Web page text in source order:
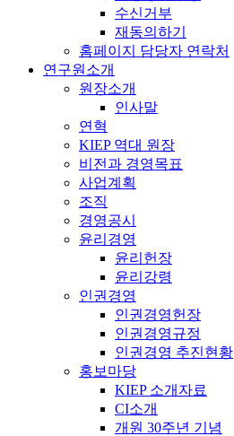
수신거부
재동의하기
홈페이지 담당자 연락처
연구원소개
원장소개
인사말
연혁
KIEP 역대 원장
비전과 경영목표
사업계획
조직
경영공시
윤리경영
윤리헌장
윤리강령
인권경영
인권경영헌장
인권경영규정
인권경영 추진현황
홍보마당
KIEP 소개자료
CI소개
개원 30주년 기념